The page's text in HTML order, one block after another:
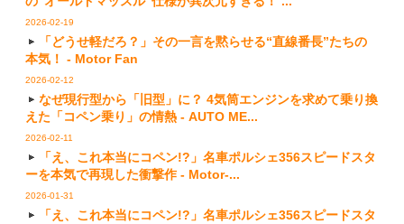
2026-02-19
「どうせ軽だろ？」その一言を黙らせる“直線番長”たちの
本気！ - Motor Fan
2026-02-12
なぜ現行型から「旧型」に？ 4気筒エンジンを求めて乗り換
えた「コペン乗り」の情熱 - AUTO ME...
2026-02-11
「え、これ本当にコペン!?」名車ポルシェ356スピードスタ
ーを本気で再現した衝撃作 - Motor-...
2026-01-31
「え、これ本当にコペン!?」名車ポルシェ356スピードスタ